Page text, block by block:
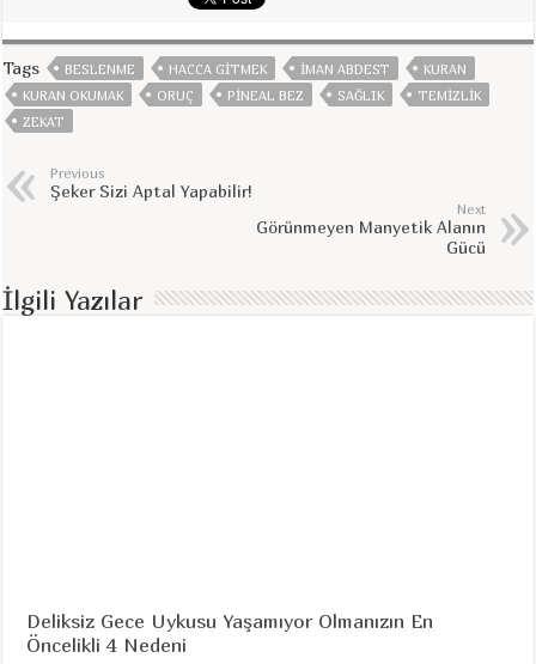
Tags BESLENME HACCA GITMEK IMAN ABDEST
KURAN
KURAN OKUMAK
ORUÇ PINEAL BEZ SAĞLIK
TEMIZLIK
ZEKAT
Previous
Şeker Sizi Aptal Yapabilir!
Next
Görünmeyen Manyetik Alanın
Gücü
İlgili Yazılar
Deliksiz Gece Uykusu Yaşamıyor Olmanızın En
Öncelikli 4 Nedeni